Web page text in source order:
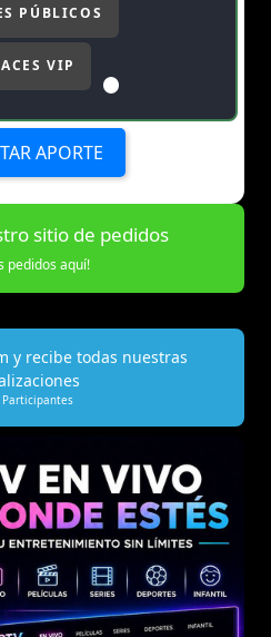
PÚBLICOS
VIP
APORTE
sitio de pedidos
pedidos aquí!
y recibe todas nuestras
Participantes